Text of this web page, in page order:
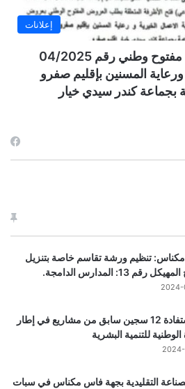
إعلانات
إعلان عن طلب عروض مفتوح وطني رقم 04/2025
ورعاية المسنين بإقليم صفرو
بجماعة كندر سيدي خيار
مكناس: تنظيم ورشة تقاسم خاصة بتنزيل
رقم 13: المدارس الدامجة.
تازة: استفادة 12 سجين سابق من مشاريع في إطار
الوطنية للتنمية البشرية
التقليدية بجهة فاس مكناس في سبات